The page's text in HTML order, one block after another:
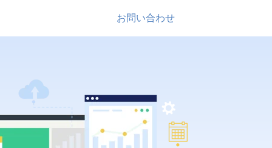
お問い合わせ